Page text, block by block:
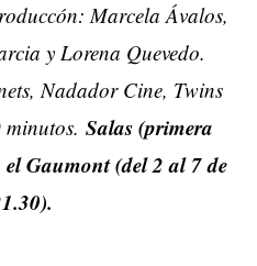
Marcela Ávalos,
y Lorena Quevedo.
Nadador Cine, Twins
Salas (primera
Gaumont (del 2 al 7 de